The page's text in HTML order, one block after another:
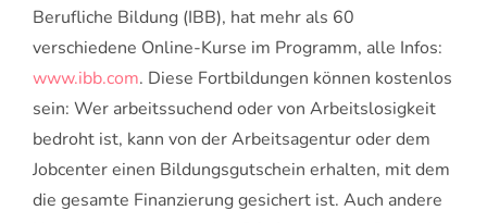
Berufliche Bildung (IBB), hat mehr als 60
verschiedene Online-Kurse im Programm, alle Infos:
www.ibb.com. Diese Fortbildungen können kostenlos
sein: Wer arbeitssuchend oder von Arbeitslosigkeit
bedroht ist, kann von der Arbeitsagentur oder dem
Jobcenter einen Bildungsgutschein erhalten, mit dem
die gesamte Finanzierung gesichert ist. Auch andere